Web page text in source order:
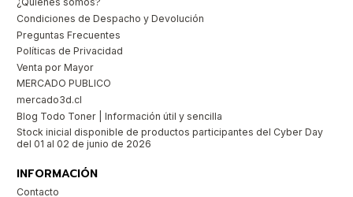
Condiciones de Despacho y Devolución
Preguntas Frecuentes
Políticas de Privacidad
Venta por Mayor
MERCADO PUBLICO
mercado3d.cl
Blog Todo Toner | Información útil y sencilla
Stock inicial disponible de productos participantes del Cyber Day
del 01 al 02 de junio de 2026
INFORMACIÓN
Contacto